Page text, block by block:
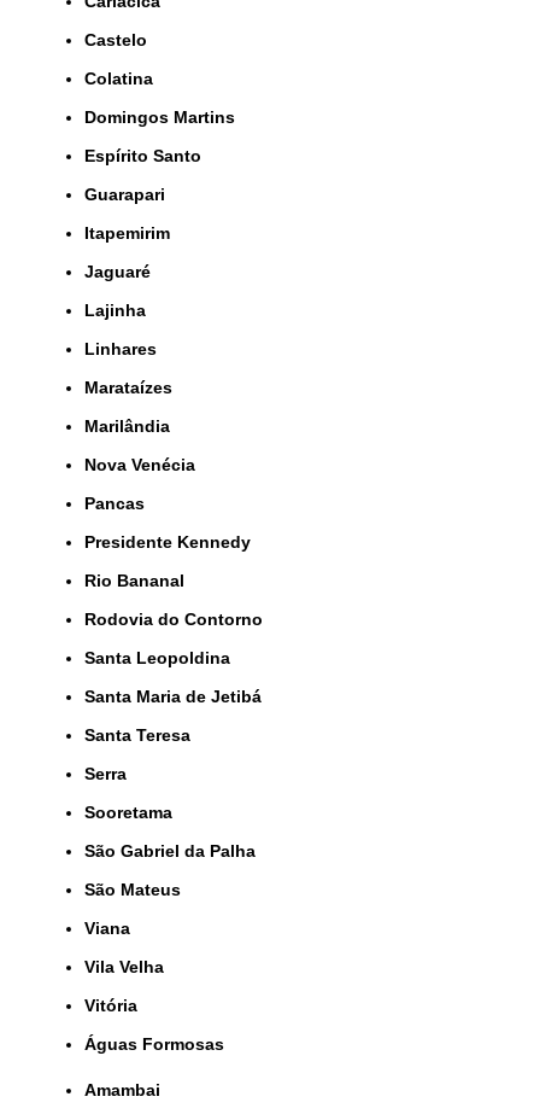
Castelo
Colatina
Domingos Martins
Espírito Santo
Guarapari
Itapemirim
Jaguaré
Lajinha
Linhares
Marataízes
Marilândia
Nova Venécia
Pancas
Presidente Kennedy
Rio Bananal
Rodovia do Contorno
Santa Leopoldina
Santa Maria de Jetibá
Santa Teresa
Serra
Sooretama
São Gabriel da Palha
São Mateus
Viana
Vila Velha
Vitória
Águas Formosas
Amambai